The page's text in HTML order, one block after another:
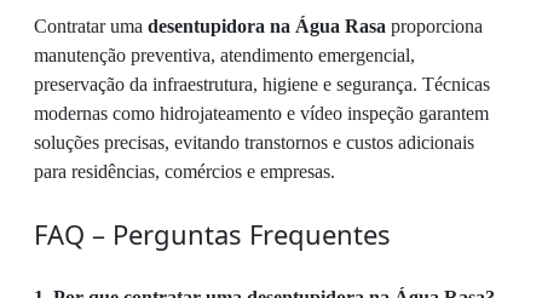
Contratar uma desentupidora na Água Rasa proporciona
manutenção preventiva, atendimento emergencial,
preservação da infraestrutura, higiene e segurança. Técnicas
modernas como hidrojateamento e vídeo inspeção garantem
soluções precisas, evitando transtornos e custos adicionais
para residências, comércios e empresas.
FAQ – Perguntas Frequentes